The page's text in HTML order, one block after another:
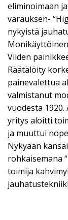
eliminoimaan
varauksen-
nykyistä
Viiden
Räätälöity
painevalettua
valmistanut
vuodesta
yritys aloitti
ja muuttui
Nykyään
rohkaisemana
toimija